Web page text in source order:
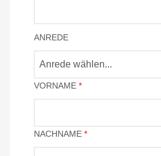
ANREDE
Anrede wählen...
VORNAME *
NACHNAME *